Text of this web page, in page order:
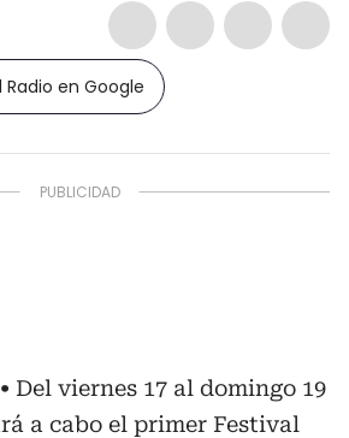
en Google
Del viernes 17 al domingo 19
a cabo el primer Festival